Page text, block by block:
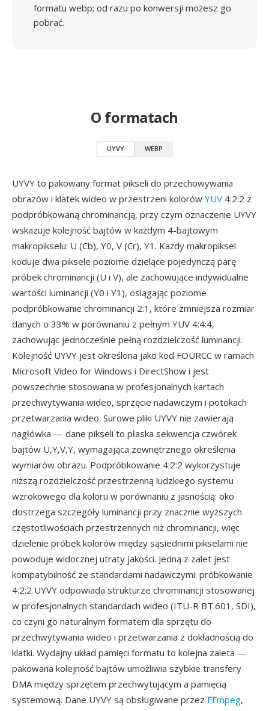
formatu webp; od razu po konwersji możesz go
pobrać.
O formatach
UYVY WEBP
UYVY to pakowany format pikseli do przechowywania
obrazów i klatek wideo w przestrzeni kolorów YUV 4:2:2 z
podpróbkowaną chrominancją, przy czym oznaczenie UYVY
wskazuje kolejność bajtów w każdym 4-bajtowym
makropikselu: U (Cb), Y0, V (Cr), Y1. Każdy makropiksel
koduje dwa piksele poziome dzielące pojedynczą parę
próbek chrominancji (U i V), ale zachowujące indywidualne
wartości luminancji (Y0 i Y1), osiągając poziome
podpróbkowanie chrominancji 2:1, które zmniejsza rozmiar
danych o 33% w porównaniu z pełnym YUV 4:4:4,
zachowując jednocześnie pełną rozdzielczość luminancji.
Kolejność UYVY jest określona jako kod FOURCC w ramach
Microsoft Video for Windows i DirectShow i jest
powszechnie stosowana w profesjonalnych kartach
przechwytywania wideo, sprzęcie nadawczym i potokach
przetwarzania wideo. Surowe pliki UYVY nie zawierają
nagłówka — dane pikseli to płaska sekwencja czwórek
bajtów U,Y,V,Y, wymagająca zewnętrznego określenia
wymiarów obrazu. Podpróbkowanie 4:2:2 wykorzystuje
niższą rozdzielczość przestrzenną ludzkiego systemu
wzrokowego dla koloru w porównaniu z jasnością: oko
dostrzega szczegóły luminancji przy znacznie wyższych
częstotliwościach przestrzennych niż chrominancji, więc
dzielenie próbek kolorów między sąsiednimi pikselami nie
powoduje widocznej utraty jakości. Jedną z zalet jest
kompatybilność ze standardami nadawczymi: próbkowanie
4:2:2 UYVY odpowiada strukturze chrominancji stosowanej
w profesjonalnych standardach wideo (ITU-R BT.601, SDI),
co czyni go naturalnym formatem dla sprzętu do
przechwytywania wideo i przetwarzania z dokładnością do
klatki. Wydajny układ pamięci formatu to kolejna zaleta —
pakowana kolejność bajtów umożliwia szybkie transfery
DMA między sprzętem przechwytującym a pamięcią
systemową. Dane UYVY są obsługiwane przez FFmpeg,